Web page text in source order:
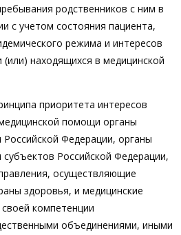
родственников с ним в
с учетом состояния пациента,
режима и интересов
находящихся в медицинской
приоритета интересов
помощи органы
Российской Федерации, органы
субъектов Российской Федерации,
осуществляющие
здоровья, и медицинские
компетенции
объединениями, иными